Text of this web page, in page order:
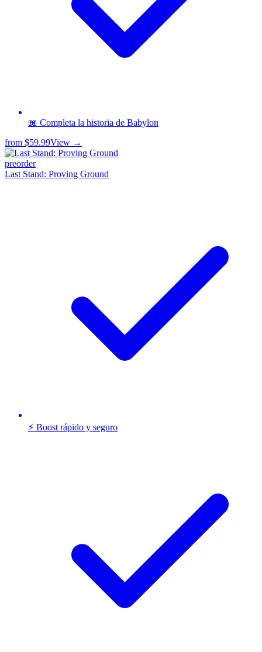
📖 Completa la historia de Babylon
from $59.99View →
preorder
Last Stand: Proving Ground
⚡ Boost rápido y seguro